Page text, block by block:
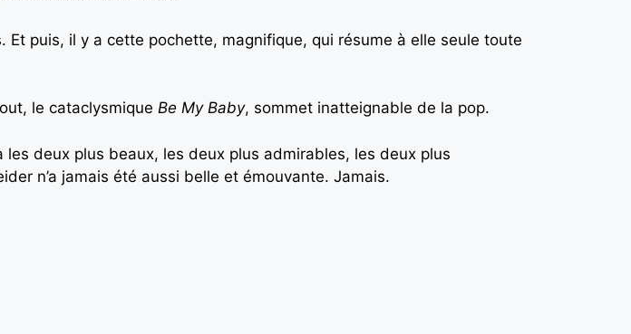
Et puis, il y a cette pochette, magnifique, qui résume à elle seule toute
le cataclysmique Be My Baby, sommet inatteignable de la pop.
les deux plus beaux, les deux plus admirables, les deux plus
n’a jamais été aussi belle et émouvante. Jamais.